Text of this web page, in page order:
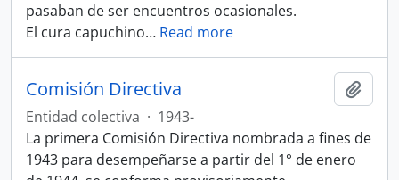
pasaban de ser encuentros ocasionales.
El cura capuchino… Read more
Comisión Directiva
Entidad colectiva · 1943-
La primera Comisión Directiva nombrada a fines de
1943 para desempeñarse a partir del 1° de enero